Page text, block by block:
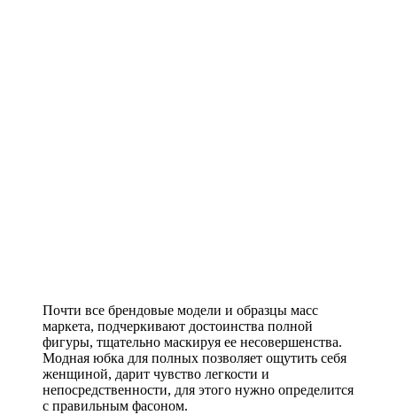
Почти все брендовые модели и образцы масс
маркета, подчеркивают достоинства полной
фигуры, тщательно маскируя ее несовершенства.
Модная юбка для полных позволяет ощутить себя
женщиной, дарит чувство легкости и
непосредственности, для этого нужно определится
с правильным фасоном.